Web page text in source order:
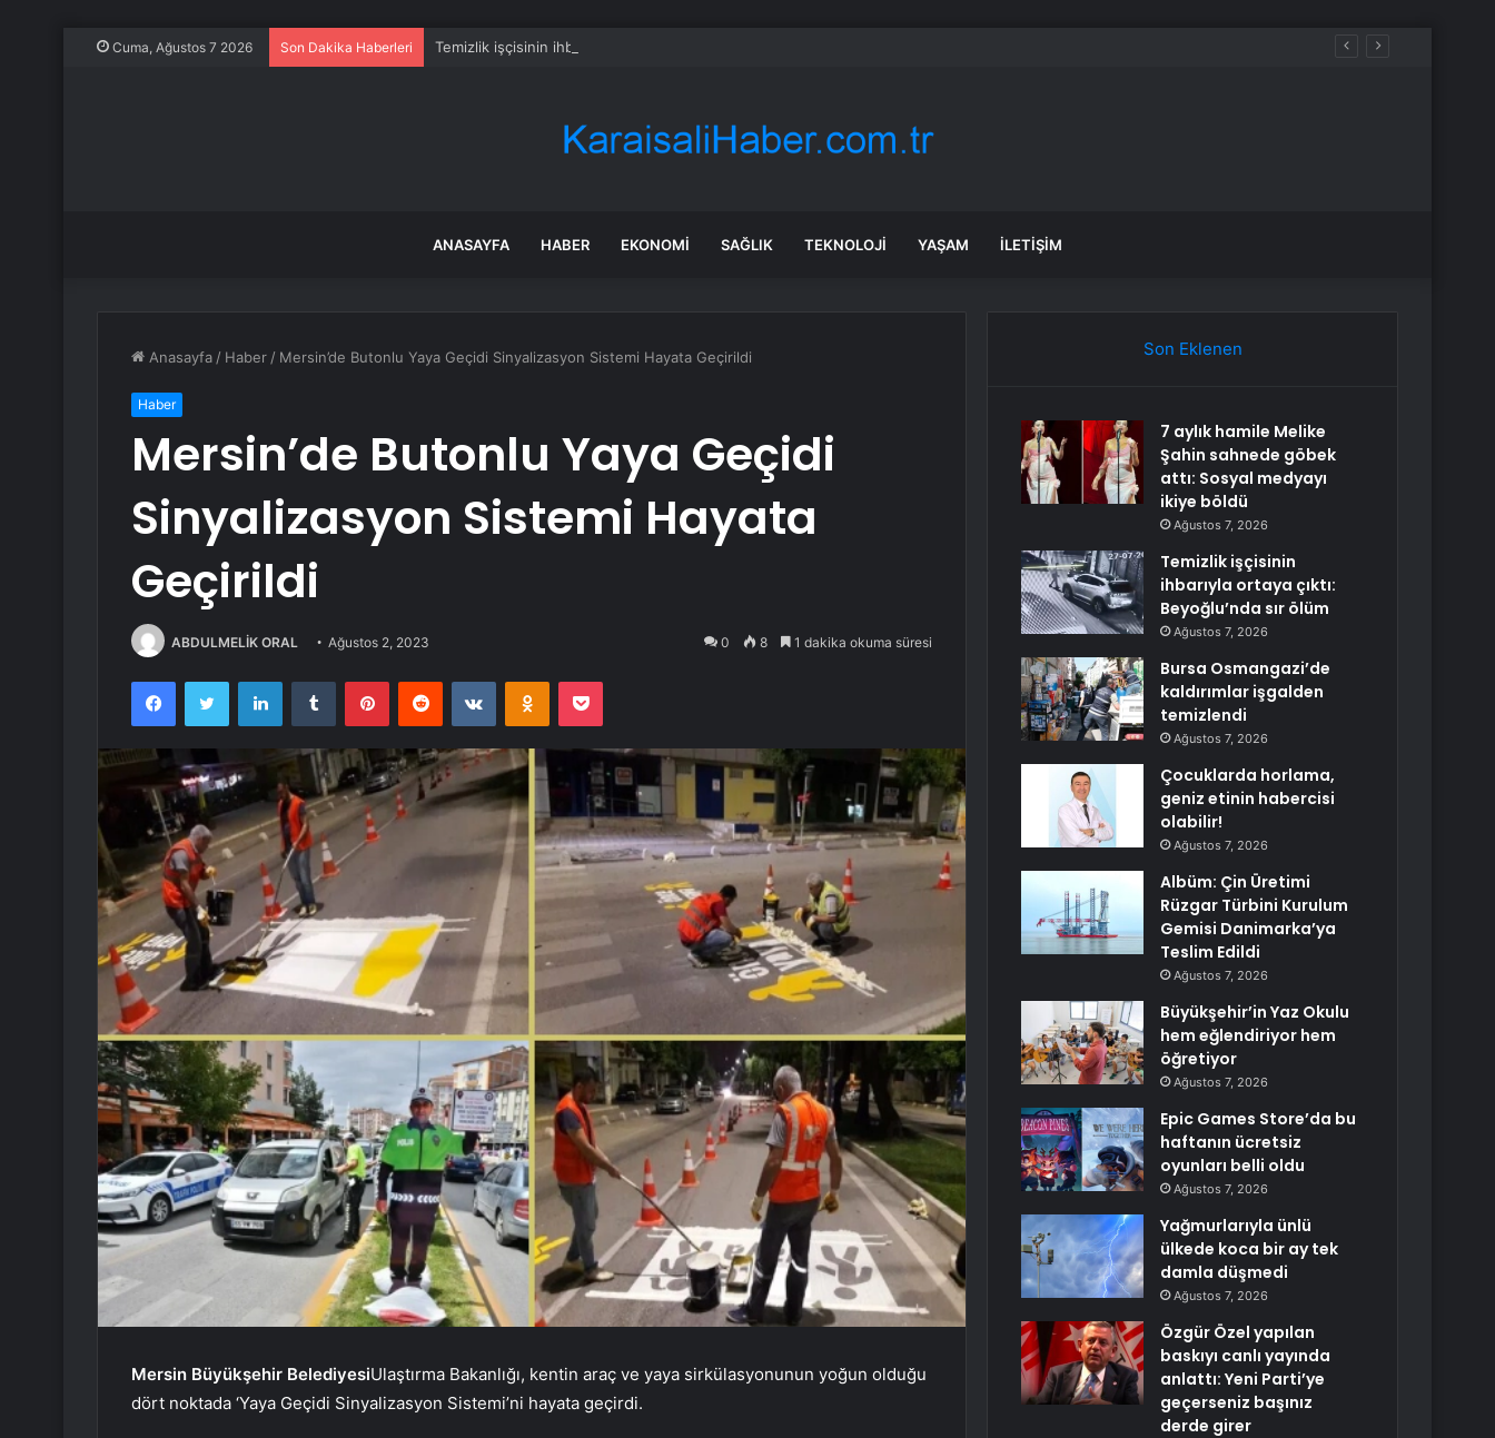
Cuma, Ağustos 7 2026 Son Dakika Haberleri Temizlik işçisinin ihbarıyla ortaya çıktı: Beyoğlu’nda sır ölüm
ANASAYFA HABER EKONOMI SAĞLIK TEKNOLOJI YAŞAM İLETIŞIM
Anasayfa / Haber / Mersin’de Butonlu Yaya Geçidi Sinyalizasyon Sistemi Hayata Geçirildi
Haber
Mersin’de Butonlu Yaya Geçidi
Sinyalizasyon Sistemi Hayata
Geçirildi
ABDULMELİK ORAL Ağustos 2, 2023 0 8 1 dakika okuma süresi
FacebookTwitter LinkedInTumblr PinterestReddit VKontakteOdnoklassniki
Pocket
Mersin Büyükşehir BelediyesiUlaştırma Bakanlığı, kentin araç ve yaya sirkülasyonunun yoğun olduğu
dört noktada ‘Yaya Geçidi Sinyalizasyon Sistemi’ni hayata geçirdi.
Son Eklenen
7 aylık hamile Melike
Şahin sahnede göbek
attı: Sosyal medyayı
ikiye böldü
Ağustos 7, 2026
Temizlik işçisinin
ihbarıyla ortaya çıktı:
Beyoğlu’nda sır ölüm
Ağustos 7, 2026
Bursa Osmangazi’de
kaldırımlar işgalden
temizlendi
Ağustos 7, 2026
Çocuklarda horlama,
geniz etinin habercisi
olabilir!
Ağustos 7, 2026
Albüm: Çin Üretimi
Rüzgar Türbini Kurulum
Gemisi Danimarka’ya
Teslim Edildi
Ağustos 7, 2026
Büyükşehir’in Yaz Okulu
hem eğlendiriyor hem
öğretiyor
Ağustos 7, 2026
Epic Games Store’da bu
haftanın ücretsiz
oyunları belli oldu
Ağustos 7, 2026
Yağmurlarıyla ünlü
ülkede koca bir ay tek
damla düşmedi
Ağustos 7, 2026
Özgür Özel yapılan
baskıyı canlı yayında
anlattı: Yeni Parti’ye
geçerseniz başınız
derde girer